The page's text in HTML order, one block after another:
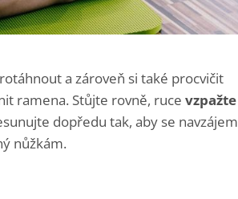
a zároveň si také procvičit
ramena. Stůjte rovně, ruce vzpažte
dopředu tak, aby se navzájem
nůžkám.